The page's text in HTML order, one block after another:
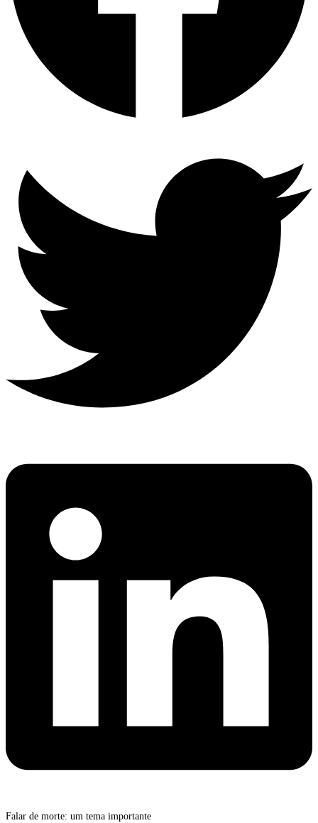
Falar de morte: um tema importante